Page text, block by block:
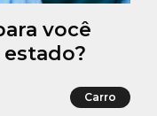
você
Carro